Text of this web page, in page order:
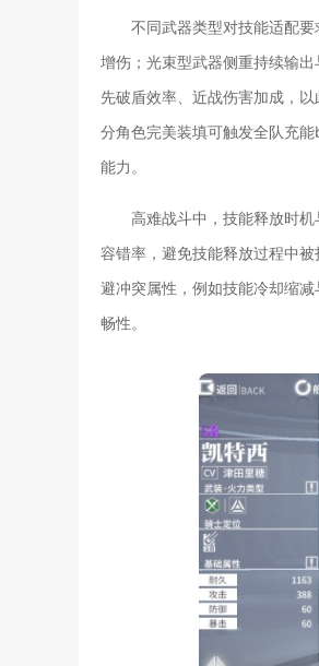
不同武器类型对技能适配
增伤；光束型武器侧重持续输
先破盾效率、近战伤害加成，
分角色完美装填可触发全队充
能力。
高难战斗中，技能释放时
容错率，避免技能释放过程中
避冲突属性，例如技能冷却缩
畅性。